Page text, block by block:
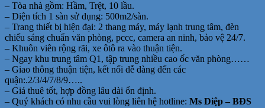
– Tòa nhà gồm: Hầm, Trệt, 10 lầu.
– Diện tích 1 sàn sử dụng: 500m2/sàn.
– Trang thiết bị hiện đại: 2 thang máy, máy lạnh trung tâm, đèn
chiếu sáng chuẩn văn phòng, pccc, camera an ninh, bảo vệ 24/7.
– Khuôn viên rộng rãi, xe ôtô ra vào thuận tiện.
– Ngay khu trung tâm Q1, tập trung nhiều cao ốc văn phòng……
– Giao thông thuận tiện, kết nối dễ dàng đến các
quận:.2/3/4/7/8/9…..
– Giá thuê tốt, hợp đồng lâu dài ổn định.
– Quý khách có nhu cầu vui lòng liên hệ hotline: Ms Diệp – BĐS